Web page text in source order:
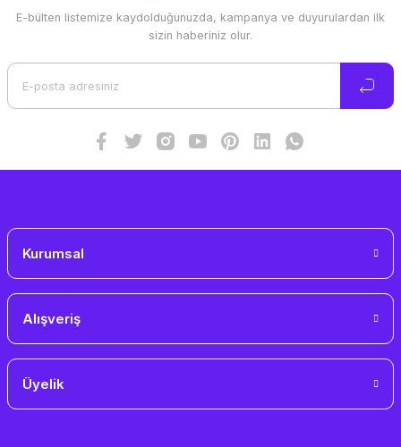
Ürün resmi kalitesiz, bozuk veya görüntülenemiyor.
E-bülten listemize kaydolduğunuzda, kampanya ve duyurulardan ilk
sizin haberiniz olur.
Kurumsal
Alışveriş
Üyelik